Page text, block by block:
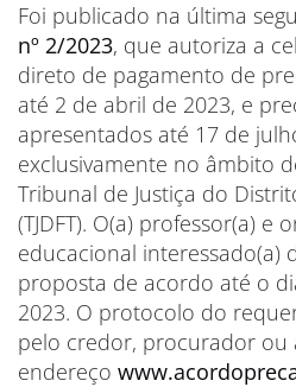
Foi publicado na última
nº 2/2023, que autoriza a
direto de pagamento de
até 2 de abril de 2023, e
apresentados até 17 de
exclusivamente no âmbito
Tribunal de Justiça do
(TJDFT). O(a) professor(a) e
educacional interessado(a)
proposta de acordo até o
2023. O protocolo do
pelo credor, procurador ou
endereço